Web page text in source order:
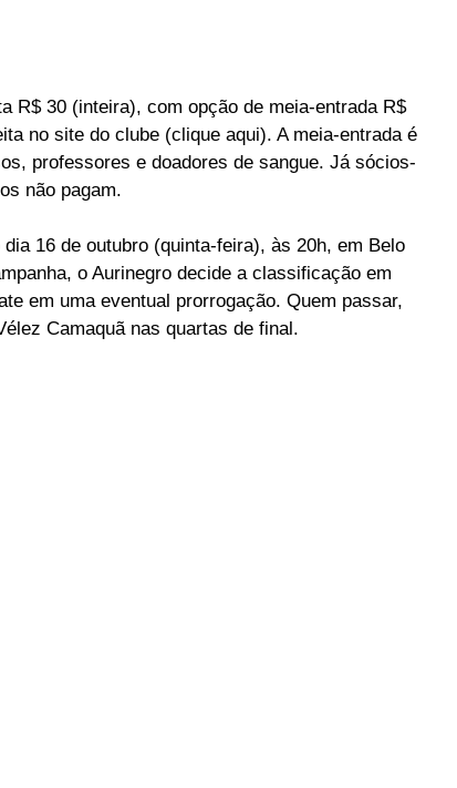
R$ 30 (inteira), com opção de meia-entrada R$
no site do clube (clique aqui). A meia-entrada é
professores e doadores de sangue. Já sócios-
não pagam.
16 de outubro (quinta-feira), às 20h, em Belo
o Aurinegro decide a classificação em
em uma eventual prorrogação. Quem passar,
Camaquã nas quartas de final.